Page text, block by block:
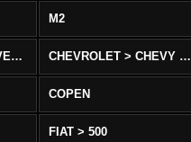
M2
CHEVROLET > CORVETTE C5/C6 CHEVROLET > CHEVY SS
COPEN
FIAT > 500